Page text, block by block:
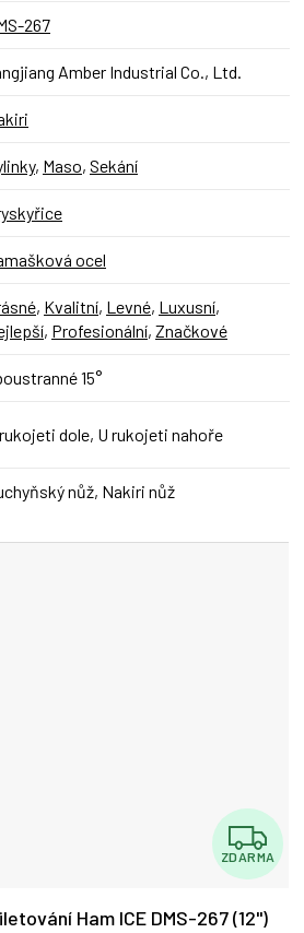
267
Amber Industrial Co., Ltd.
, Maso, Sekání
ocel
, Kvalitní, Levné, Luxusní,
, Profesionální, Značkové
15°
dole, U rukojeti nahoře
nůž, Nakiri nůž
Z
D
A
ZDARMA
Ham ICE DMS-267 (12")